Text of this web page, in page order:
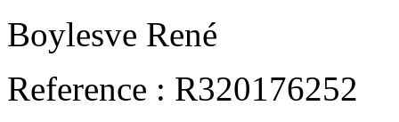
‎Boylesve René‎
Reference : R320176252